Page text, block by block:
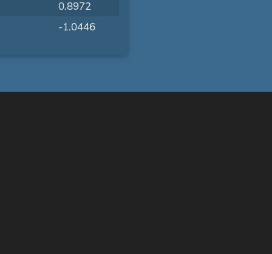
0.8972
-1.0446